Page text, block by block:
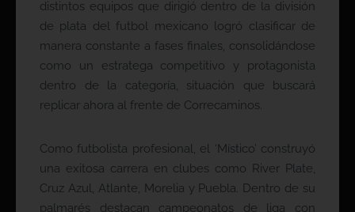
distintos equipos que dirigió dentro de la división
de plata del futbol mexicano logró clasificar de
manera constante a fases finales, consolidándose
como un estratega competitivo y protagonista
dentro de la categoría, situación que buscará
replicar ahora al frente de Correcaminos.
Como futbolista profesional, el ‘Místico’ construyó
una exitosa carrera en clubes como River Plate,
Cruz Azul, Atlante, Morelia y Puebla. Dentro de su
palmarés destacan campeonatos de liga con